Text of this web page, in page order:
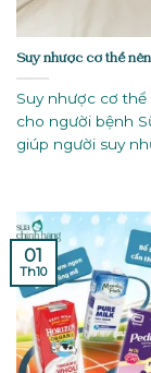
Suy nhược cơ thể
Suy nhược cơ
cho người bệnh
giúp người suy
01
Th10